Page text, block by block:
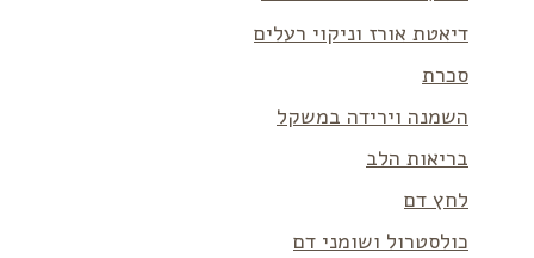
דיאטת אורז וניקוי רעלים
סכרת
השמנה וירידה במשקל
בריאות הלב
לחץ דם
כולסטרול ושומני דם